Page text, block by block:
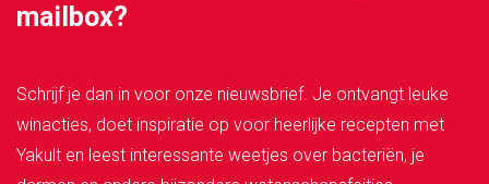
mailbox?
Schrijf je dan in voor onze nieuwsbrief. Je ontvangt leuke
winacties, doet inspiratie op voor heerlijke recepten met
Yakult en leest interessante weetjes over bacteriën, je